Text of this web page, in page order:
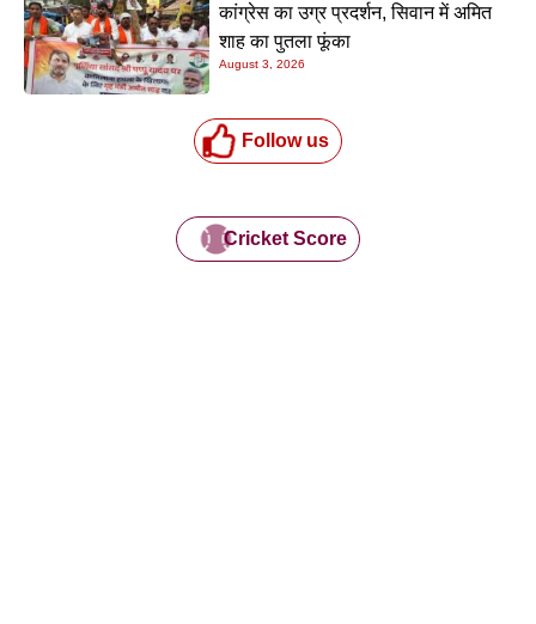
कांग्रेस का उग्र प्रदर्शन, सिवान में अमित
शाह का पुतला फूंका
August 3, 2026
Follow us
Cricket Score